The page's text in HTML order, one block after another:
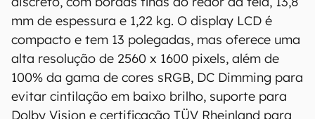
00:00/21:11